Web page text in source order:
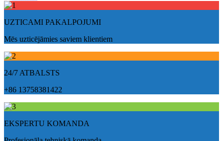
UZTICAMI PAKALPOJUMI
Mēs uzticējāmies saviem klientiem
24/7 ATBALSTS
+86 13758381422
EKSPERTU KOMANDA